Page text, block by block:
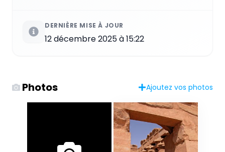
DERNIÈRE MISE À JOUR
12 décembre 2025 à 15:22
Photos Ajoutez vos photos